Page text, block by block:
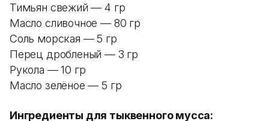
Тимьян свежий — 4 гр
Масло сливочное — 80 гр
Соль морская — 5 гр
Перец дробленый — 3 гр
Рукола — 10 гр
Масло зелёное — 5 гр
Ингредиенты для тыквенного мусса: